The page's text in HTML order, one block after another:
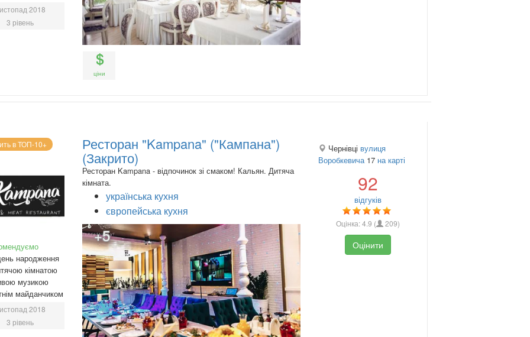
2018
3 рівень
ціни
в ТОП-10+
народження
кімнатою
музикою
майданчиком
2018
3 рівень
Ресторан "Kampana" ("Кампана")
(Закрито)
Ресторан Kampana - відпочинок зі смаком! Кальян. Дитяча
кімната.
українська кухня
європейська кухня
+5
Чернівці вулиця
Воробкевича17 на карті
92
відгуків
Оцінка:4.9 ( 209)
Оцінити